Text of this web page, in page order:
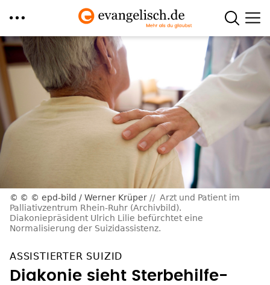
Direkt
zum
Inhalt
© © epd-bild / Werner Krüper
Arzt und Patient im
Palliativzentrum Rhein-Ruhr (Archivbild).
Diakoniepräsident Ulrich Lilie befürchtet eine
Normalisierung der Suizidassistenz.
ASSISTIERTER SUIZID
Diakonie sieht Sterbehilfe-